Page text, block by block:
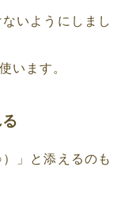
いようにしまし
います。
」と添えるのも